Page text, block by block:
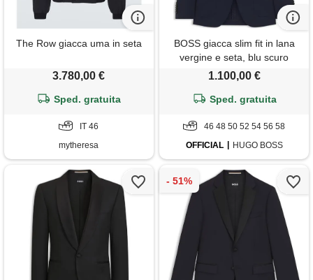
The Row giacca uma in seta
3.780,00 €
Sped. gratuita
IT 46
mytheresa
BOSS giacca slim fit in lana
vergine e seta, blu scuro
1.100,00 €
Sped. gratuita
46 48 50 52 54 56 58
OFFICIAL
HUGO BOSS